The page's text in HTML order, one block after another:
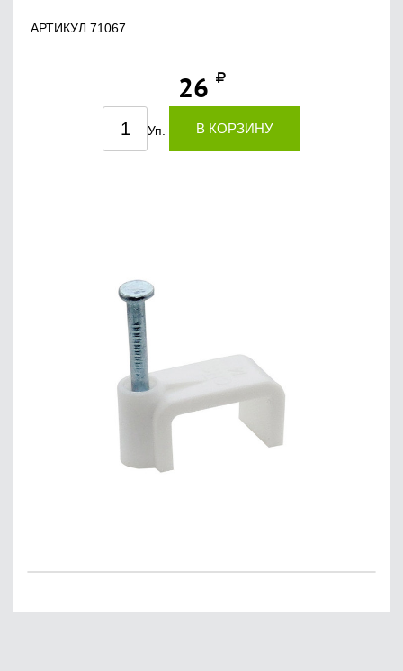
АРТИКУЛ 71067
26
Уп. В КОРЗИНУ